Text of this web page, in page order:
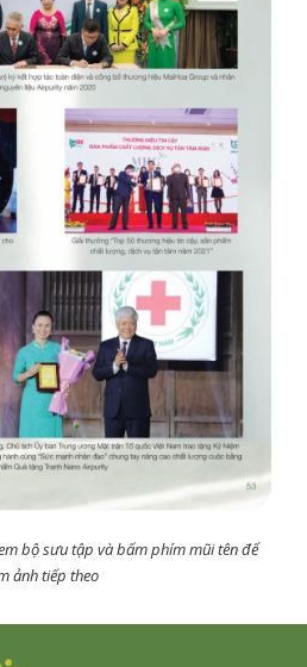
bộ sưu tập và bấm phím mũi tên để
ảnh tiếp theo